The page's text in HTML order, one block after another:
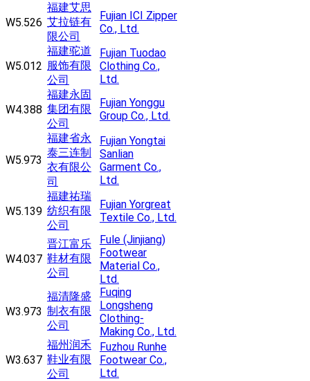
W5.526
福建艾思
艾拉链有
限公司
Fujian ICI Zipper
Co., Ltd.
W5.012
福建驼道
服饰有限
公司
Fujian Tuodao
Clothing Co.,
Ltd.
W4.388
福建永固
集团有限
公司
Fujian Yonggu
Group Co., Ltd.
W5.973
福建省永
泰三连制
衣有限公
司
Fujian Yongtai
Sanlian
Garment Co.,
Ltd.
W5.139
福建祐瑞
纺织有限
公司
Fujian Yorgreat
Textile Co., Ltd.
W4.037
晋江富乐
鞋材有限
公司
Fule (Jinjiang)
Footwear
Material Co.,
Ltd.
W3.973
福清隆盛
制衣有限
公司
Fuqing
Longsheng
Clothing-
Making Co., Ltd.
W3.637
福州润禾
鞋业有限
公司
Fuzhou Runhe
Footwear Co.,
Ltd.